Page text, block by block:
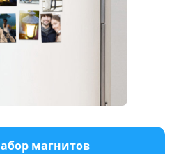
магнитов